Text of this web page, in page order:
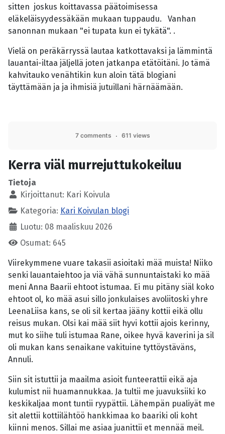
sitten joskus koittavassa päätoimisessa
eläkeläisyydessäkään mukaan tuppaudu. Vanhan
sanonnan mukaan "ei tupata kun ei tykätä". .
Vielä on peräkärryssä lautaa katkottavaksi ja lämmintä
lauantai-iltaa jäljellä joten jatkanpa etätöitäni. Jo tämä
kahvitauko venähtikin kun aloin tätä blogiani
täyttämään ja ja ihmisiä jutuillani härnäämään.
7 comments 611 views
Kerra viäl murrejuttukokeiluu
Tietoja
Kirjoittanut: Kari Koivula
Kategoria: Kari Koivulan blogi
Luotu: 08 maaliskuu 2026
Osumat: 645
Viirekymmene vuare takasii asioitaki mää muista! Niiko
senki lauantaiehtoo ja viä vähä sunnuntaistaki ko mää
meni Anna Baarii ehtoot istumaa. Ei mu pitäny siäl koko
ehtoot ol, ko mää asui sillo jonkulaises avoliitoski yhre
LeenaLiisa kans, se oli sil kertaa jääny kottii eikä ollu
reisus mukan. Olsi kai mää siit hyvi kottii ajois kerinny,
mut ko siihe tuli istumaa Rane, oikee hyvä kaverini ja sil
oli mukan kans senaikane vakituine tyttöystäväns,
Annuli.
Siin sit istuttii ja maailma asioit funteerattii eikä aja
kulumist nii huamannukkaa. Ja tultii me juavuksiiki ko
keskikaljaa mont tuntii ryypättii. Lähempän pualiyät me
sit alettii kottiilähtöö hankkimaa ko baariki oli koht
kiinni menos. Sillai me asiaa juanittii et mennää meil.